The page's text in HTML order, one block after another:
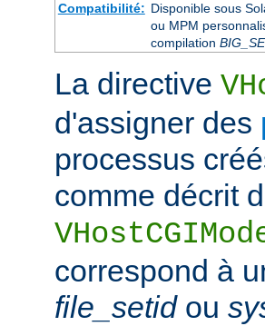
Compatibilité: Disponible sous
ou MPM
compilation
La directive
d'assigner des
processus
comme décrit
correspond à
file_setidou